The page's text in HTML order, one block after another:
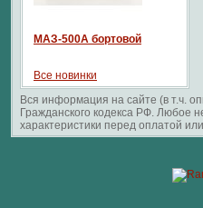
МАЗ-500А бортовой
Все новинки
Вся информация на сайте (в т.ч.
Гражданского кодекса РФ. Любое
характеристики перед оплатой